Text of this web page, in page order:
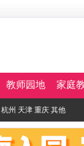
教师园地 家庭
杭州 天津 重庆 其他